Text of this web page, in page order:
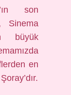
son
Sinema
büyük
en